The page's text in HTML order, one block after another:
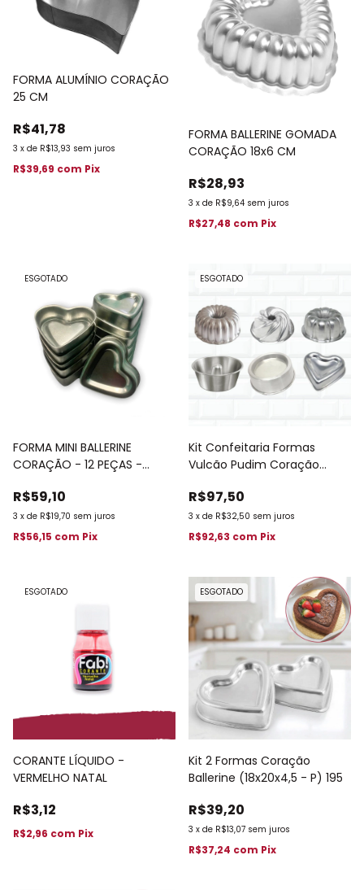
FORMA ALUMÍNIO CORAÇÃO
25 CM
R$41,78
3 x de R$13,93 sem juros
R$39,69 com Pix
FORMA BALLERINE GOMADA
CORAÇÃO 18x6 CM
R$28,93
3 x de R$9,64 sem juros
R$27,48 com Pix
ESGOTADO
FORMA MINI BALLERINE
CORAÇÃO - 12 PEÇAS -
R$59,10
3 x de R$19,70 sem juros
R$56,15 com Pix
ESGOTADO
Kit Confeitaria Formas
Vulcão Pudim Coração
R$97,50
3 x de R$32,50 sem juros
R$92,63 com Pix
ESGOTADO
CORANTE LÍQUIDO -
VERMELHO NATAL
R$3,12
R$2,96 com Pix
ESGOTADO
Kit 2 Formas Coração
Ballerine (18x20x4,5 - P) 195
R$39,20
3 x de R$13,07 sem juros
R$37,24 com Pix